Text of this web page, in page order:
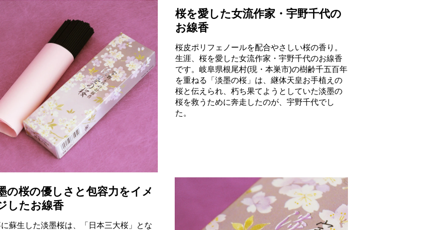
桜を愛した女流作家・宇野千代の
お線香
桜皮ポリフェノールを配合やさしい桜の香り。
生涯、桜を愛した女流作家・宇野千代のお線香
です。岐阜県根尾村(現・本巣市)の樹齢千五百年
を重ねる「淡墨の桜」は、継体天皇お手植えの
桜と伝えられ、朽ち果てようとしていた淡墨の
桜を救うために奔走したのが、宇野千代でし
た。
の桜の優しさと包容力をイメ
したお線香
蘇生した淡墨桜は、「日本三大桜」とな